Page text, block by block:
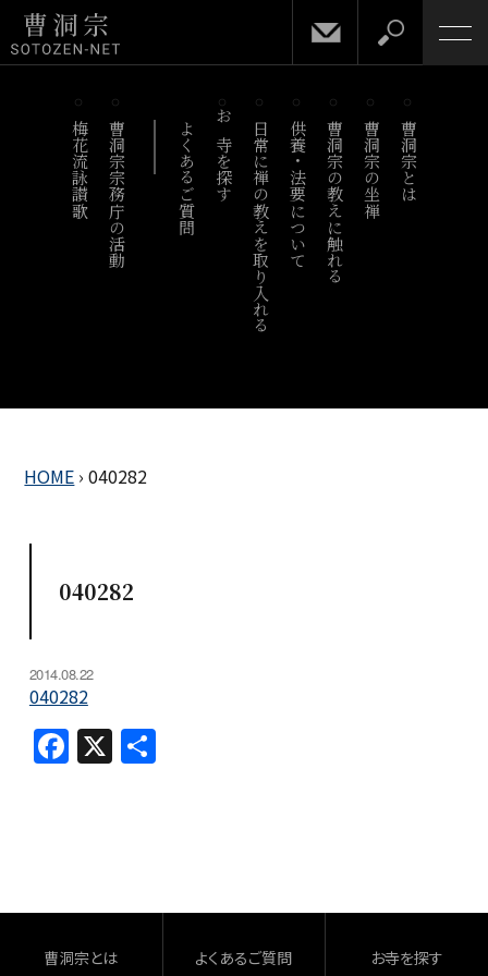
梅花流詠讃歌 曹洞宗宗務庁の活動 よくあるご質問 お寺を探す 日常に禅の教えを取り入れる供養・法要について曹洞宗の教えに触れる 曹洞宗の坐禅 曹洞宗とは
HOME › 040282
040282
2014.08.22
040282
F
a
o
o
X 共
曹洞宗とは よくあるご質問 お寺を探す